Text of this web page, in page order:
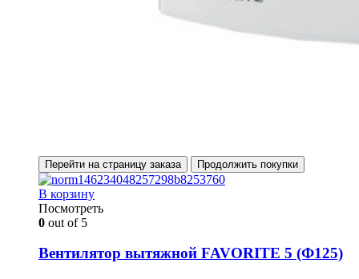
Перейти на страницу заказа Продолжить покупки
В корзину
Посмотреть
0 out of 5
Вентилятор вытяжной FAVORITE 5 (Ф125)